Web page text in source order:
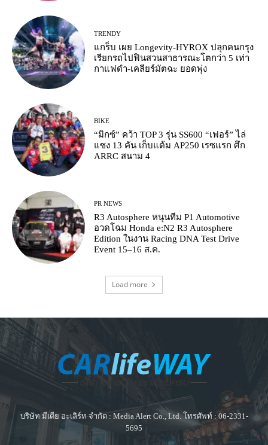
TRENDY
แกร็บ เผย Longevity-HYROX ปลุกคนกรุง
เรียกรถไปฟินสวนสาธารณะโตกว่า 5 เท่า
กาแฟดำ-เคลียร์มัตฉะ ยอดพุ่ง
BIKE
“มิกซ์” คว้า TOP 3 รุ่น SS600 “เฟอร์” ไล่
แซง 13 คัน เก็บแต้ม AP250 เรซแรก ศึก
ARRC สนาม 4
PR NEWS
R3 Autosphere หนุนทีม P1 Automotive
อวดโฉม Honda e:N2 R3 Autosphere
Edition ในงาน Racing DNA Test Drive
Event 15–16 ส.ค.
Load more
บริษัท มีเดีย อะเลิร์ท จำกัด : Media Alert Co., Ltd. โทรศัพท์ : 06-2331-
5695